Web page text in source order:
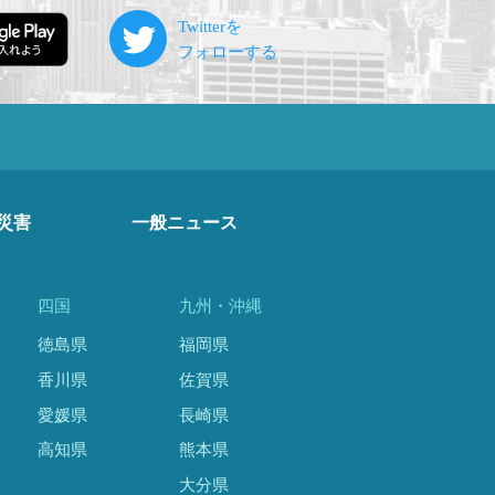
害 一般ニュース
四国
徳島県
香川県
愛媛県
高知県
九州・沖縄
福岡県
佐賀県
長崎県
熊本県
大分県